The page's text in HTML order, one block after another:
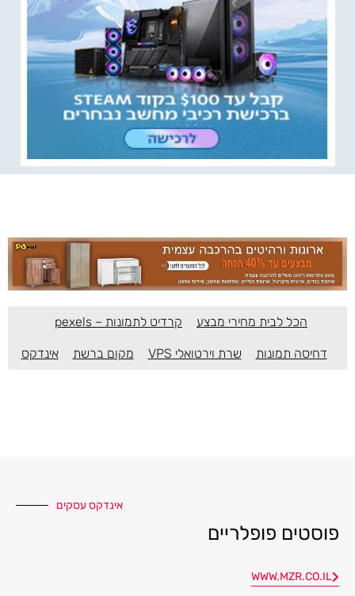
הכל לבית מחירי מבצע קרדיט לתמונות – pexels
דחיסה תמונות שרת וירטואלי VPS מקום ברשת אינדקס
אינדקס עסקים
פוסטים פופלריים
WWW.MZR.CO.IL